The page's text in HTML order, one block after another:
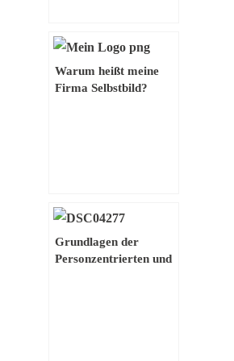
Warum heißt meine
Firma Selbstbild?
Grundlagen der
Personzentrierten und